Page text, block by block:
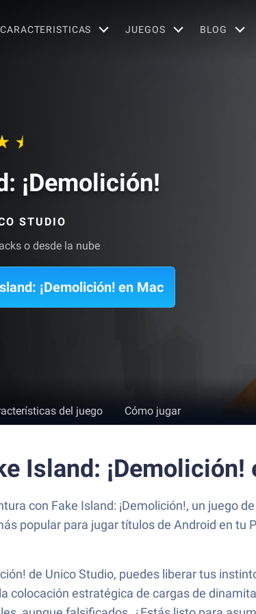
CARACTERISTICAS JUEGOS BLOG
¡Demolición!
STUDIO
o desde la nube
¡Demolición! en Mac
del juego Cómo jugar
Island: ¡Demolición!
con ​​Fake Island: ¡Demolición!, un juego
popular para jugar títulos de Android en tu
de Unico Studio, puedes liberar tus
colocación estratégica de cargas de